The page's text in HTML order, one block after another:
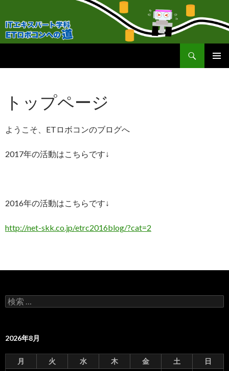
ン
移
トップページ
ようこそ、ETロボコンのブログへ
2017年の活動はこちらです↓
2016年の活動はこちらです↓
http://net-skk.co.jp/etrc2016blog/?cat=2
検
索
2026年8月
月 火 水 木 金 土 日